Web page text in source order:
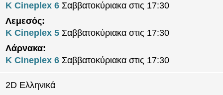
K Cineplex 6 Σαββατοκύριακα στις 17:30
Λεμεσός:
K Cineplex 5 Σαββατοκύριακα στις 17:30
Λάρνακα:
K Cineplex 6 Σαββατοκύριακα στις 17:30
2D Ελληνικά